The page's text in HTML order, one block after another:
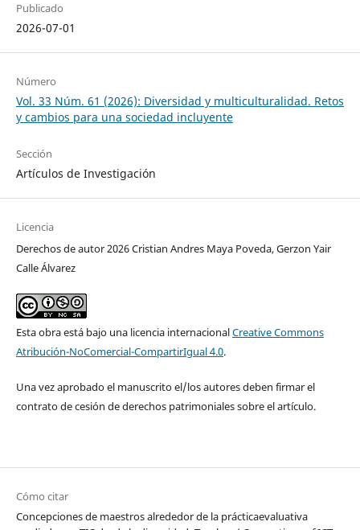
Publicado
2026-07-01
Número
Vol. 33 Núm. 61 (2026): Diversidad y multiculturalidad. Retos
y cambios para una sociedad incluyente
Sección
Artículos de Investigación
Licencia
Derechos de autor 2026 Cristian Andres Maya Poveda, Gerzon Yair
Calle Álvarez
Esta obra está bajo una licencia internacionalCreative Commons
Atribución-NoComercial-CompartirIgual 4.0.
Una vez aprobado el manuscrito el/los autores deben firmar el
contrato de cesión de derechos patrimoniales sobre el artículo.
Cómo citar
Concepciones de maestros alrededor de la prácticaevaluativa